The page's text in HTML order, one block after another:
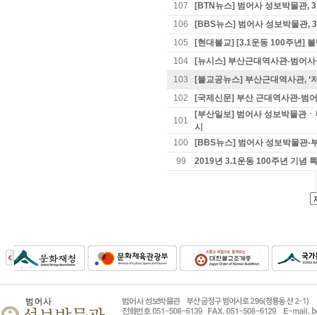
107
[BTN뉴스] 범어사 성보박물관,
106
[BBS뉴스] 범어사 성보박물관,
105
[현대불교] [3.1운동 100주년]
104
[뉴시스] 부산근대역사관-범어
103
[불교공뉴스] 부산근대역사관, ‘
102
[국제신문] 부산 근대역사관-범
101
[부산일보] 범어사 성보박물관
시
100
[BBS뉴스] 범어사 성보박물관-
99
2019년 3.1운동 100주년 기념